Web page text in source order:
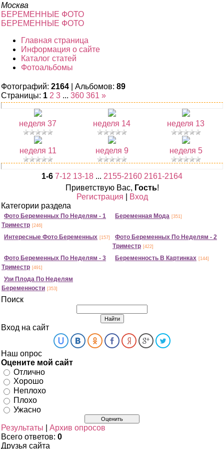
Москва
БЕРЕМЕННЫЕ ФОТО
БЕРЕМЕННЫЕ ФОТО
Главная страница
Информация о сайте
Каталог статей
Фотоальбомы
Фотографий: 2164 | Альбомов: 89
Страницы: 1 2 3 ... 360 361 »
неделя 37 неделя 14 неделя 13
неделя 11 неделя 9 неделя 5
1-6 7-12 13-18 ... 2155-2160 2161-2164
Приветствую Вас, Гость!
Регистрация
Вход
Категории раздела
Фото Беременных По Неделям - 1
Триместр [246]
Беременная Мода [351]
Интересные Фото Беременных [157]
Фото Беременных По Неделям - 2
Триместр [422]
Фото Беременных По Неделям - 3
Триместр [491]
Беременность В Картинках [144]
Узи Плода По Неделям
Беременности [353]
Поиск
Вход на сайт
Наш опрос
Оцените мой сайт
Отлично
Хорошо
Неплохо
Плохо
Ужасно
Результаты
Архив опросов
Всего ответов: 0
Друзья сайта